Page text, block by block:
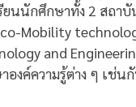
นักศึกษาทั้ง 2 สถาบั
Mobility
and
งค์ความรู้ต่าง ๆ เช่น